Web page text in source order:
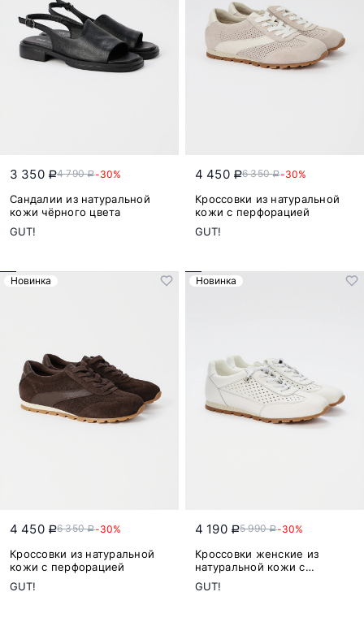
3 350 a4 790a-30%
Сандалии из натуральной
кожи чёрного цвета
GUT!
4 450 a6 350a-30%
Кроссовки из натуральной
кожи с перфорацией
GUT!
Новинка
4 450 a6 350a-30%
Кроссовки из натуральной
кожи с перфорацией
GUT!
Новинка
4 190 a5 990a-30%
Кроссовки женские из
натуральной кожи с
перфорацией
GUT!